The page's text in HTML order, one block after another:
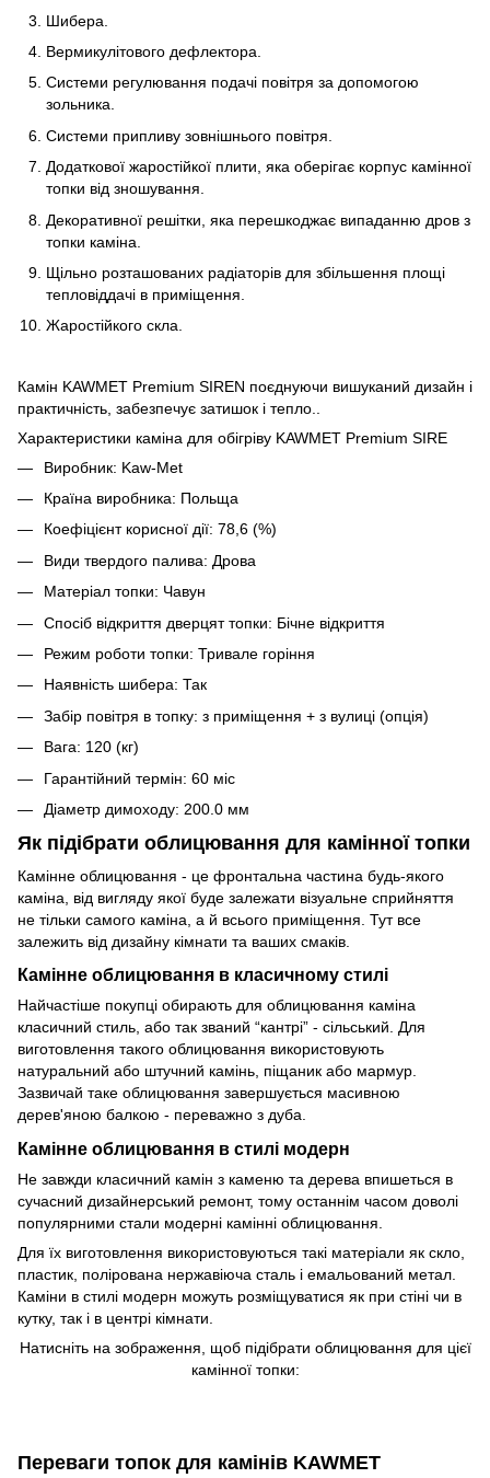
Шибера.
Вермикулітового дефлектора.
Системи регулювання подачі повітря за допомогою
зольника.
Системи припливу зовнішнього повітря.
Додаткової жаростійкої плити, яка оберігає корпус камінної
топки від зношування.
Декоративної решітки, яка перешкоджає випаданню дров з
топки каміна.
Щільно розташованих радіаторів для збільшення площі
тепловіддачі в приміщення.
Жаростійкого скла.
Камін KAWMET Premium SIREN поєднуючи вишуканий дизайн і
практичність, забезпечує затишок і тепло..
Характеристики каміна для обігріву KAWMET Premium SIRE
Виробник: Kaw-Met
Країна виробника: Польща
Коефіцієнт корисної дії: 78,6 (%)
Види твердого палива: Дрова
Матеріал топки: Чавун
Спосіб відкриття дверцят топки: Бічне відкриття
Режим роботи топки: Тривале горіння
Наявність шибера: Так
Забір повітря в топку: з приміщення + з вулиці (опція)
Вага: 120 (кг)
Гарантійний термін: 60 міс
Діаметр димоходу: 200.0 мм
Як підібрати облицювання для камінної топки
Камінне облицювання - це фронтальна частина будь-якого
каміна, від вигляду якої буде залежати візуальне сприйняття
не тільки самого каміна, а й всього приміщення. Тут все
залежить від дизайну кімнати та ваших смаків.
Камінне облицювання в класичному стилі
Найчастіше покупці обирають для облицювання каміна
класичний стиль, або так званий “кантрі” - сільський. Для
виготовлення такого облицювання використовують
натуральний або штучний камінь, піщаник або мармур.
Зазвичай таке облицювання завершується масивною
дерев'яною балкою - переважно з дуба.
Камінне облицювання в стилі модерн
Не завжди класичний камін з каменю та дерева впишеться в
сучасний дизайнерський ремонт, тому останнім часом доволі
популярними стали модерні камінні облицювання.
Для їх виготовлення використовуються такі матеріали як скло,
пластик, полірована нержавіюча сталь і емальований метал.
Каміни в стилі модерн можуть розміщуватися як при стіні чи в
кутку, так і в центрі кімнати.
Натисніть на зображення, щоб підібрати облицювання для цієї
камінної топки:
Переваги топок для камінів KAWMET